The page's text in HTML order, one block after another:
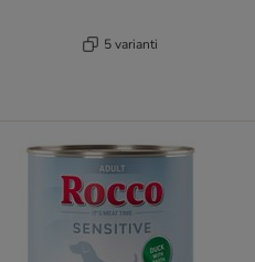
5 varianti